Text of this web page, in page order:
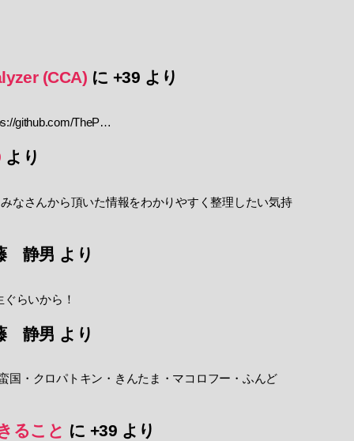
(CCA) に +39 より
github.com/TheP…
より
なさんから頂いた情報をわかりやすく整理したい気持
静男 より
らいから！
静男 より
国・クロパトキン・きんたま・マコロフー・ふんど
ること に +39 より